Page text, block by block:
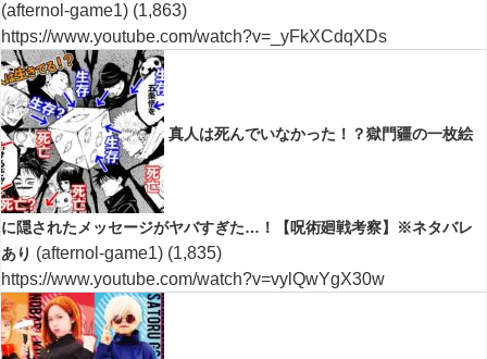
(afternol-game1) (1,863)
https://www.youtube.com/watch?v=_yFkXCdqXDs
真人は死んでいなかった！？獄門疆の一枚絵
に隠されたメッセージがヤバすぎた…！【呪術廻戦考察】※ネタバレ
あり (afternol-game1) (1,835)
https://www.youtube.com/watch?v=vylQwYgX30w